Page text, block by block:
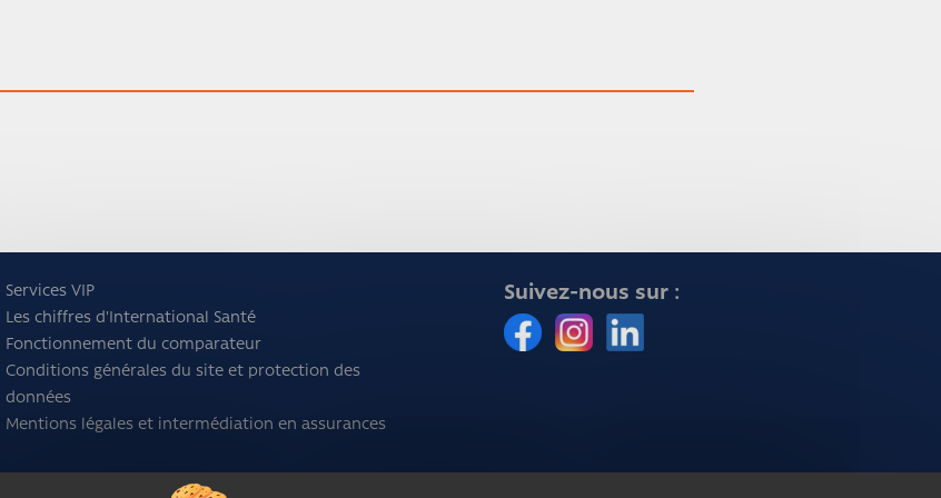
Services VIP
Les chiffres d'International Santé
Fonctionnement du comparateur
Conditions générales du site et protection des
données
Mentions légales et intermédiation en assurances
Suivez-nous sur :